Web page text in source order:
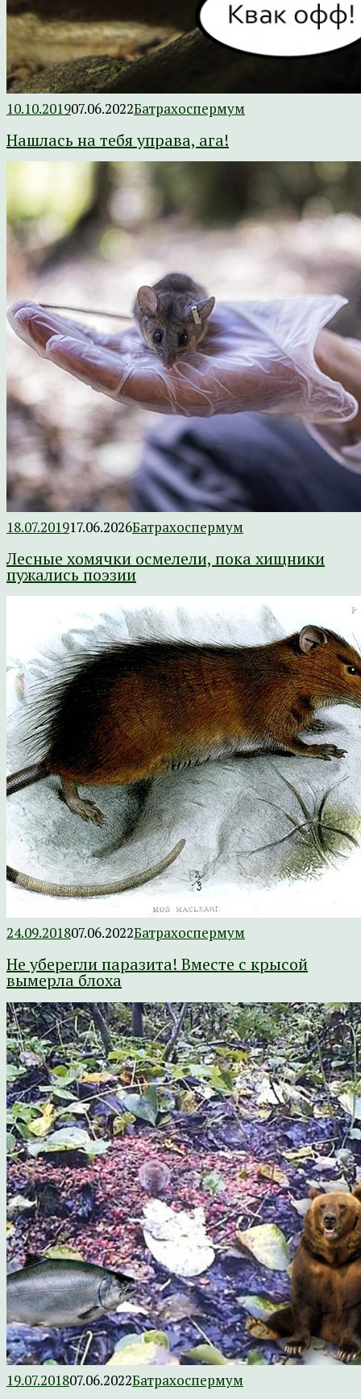
10.10.201907.06.2022Батрахоспермум
Нашлась на тебя управа, ага!
18.07.201917.06.2026Батрахоспермум
Лесные хомячки осмелели, пока хищники
пужались поэзии
24.09.201807.06.2022Батрахоспермум
Не уберегли паразита! Вместе с крысой
вымерла блоха
19.07.201807.06.2022Батрахоспермум